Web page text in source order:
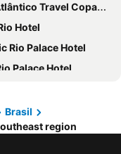
Travel Copacabana
Hotel
Rio Palace Hotel
Palace Hotel
Plaza Copacabana
Business Centro
Brasil
region